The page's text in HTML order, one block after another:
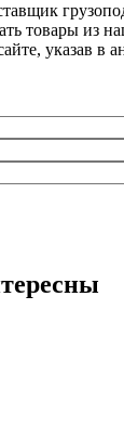
товары
указав в